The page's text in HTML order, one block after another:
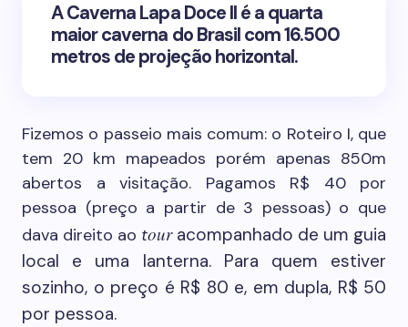
A Caverna Lapa Doce II é a quarta
maior caverna do Brasil com 16.500
metros de projeção horizontal.
Fizemos o passeio mais comum: o Roteiro I, que
tem 20 km mapeados porém apenas 850m
abertos a visitação. Pagamos R$ 40 por
pessoa (preço a partir de 3 pessoas) o que
dava direito ao touracompanhado de um guia
local e uma lanterna. Para quem estiver
sozinho, o preço é R$ 80 e, em dupla, R$ 50
por pessoa.